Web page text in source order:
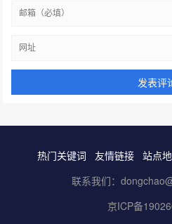
热门关键词 友情链接 站点
联系我们：
京ICP备